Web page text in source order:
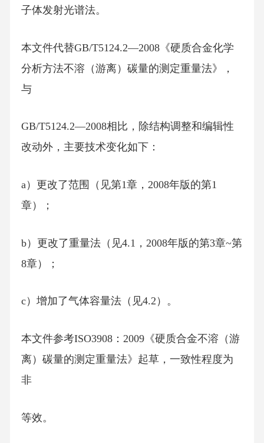
子体发射光谱法。
本文件代替GB/T5124.2—2008《硬质合金化学
分析方法不溶（游离）碳量的测定重量法》，
与
GB/T5124.2—2008相比，除结构调整和编辑性
改动外，主要技术变化如下：
a）更改了范围（见第1章，2008年版的第1
章）；
b）更改了重量法（见4.1，2008年版的第3章~第
8章）；
c）增加了气体容量法（见4.2）。
本文件参考ISO3908：2009《硬质合金不溶（游
离）碳量的测定重量法》起草，一致性程度为
非
等效。